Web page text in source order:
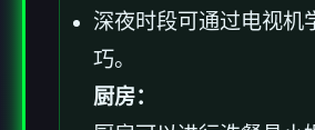
深夜时段可通过电视机
巧。
厨房：